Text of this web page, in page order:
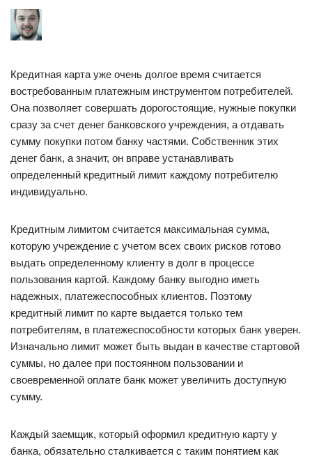
Кредитная карта уже очень долгое время считается
востребованным платежным инструментом потребителей.
Она позволяет совершать дорогостоящие, нужные покупки
сразу за счет денег банковского учреждения, а отдавать
сумму покупки потом банку частями. Собственник этих
денег банк, а значит, он вправе устанавливать
определенный кредитный лимит каждому потребителю
индивидуально.
Кредитным лимитом считается максимальная сумма,
которую учреждение с учетом всех своих рисков готово
выдать определенному клиенту в долг в процессе
пользования картой. Каждому банку выгодно иметь
надежных, платежеспособных клиентов. Поэтому
кредитный лимит по карте выдается только тем
потребителям, в платежеспособности которых банк уверен.
Изначально лимит может быть выдан в качестве стартовой
суммы, но далее при постоянном пользовании и
своевременной оплате банк может увеличить доступную
сумму.
Каждый заемщик, который оформил кредитную карту у
банка, обязательно сталкивается с таким понятием как